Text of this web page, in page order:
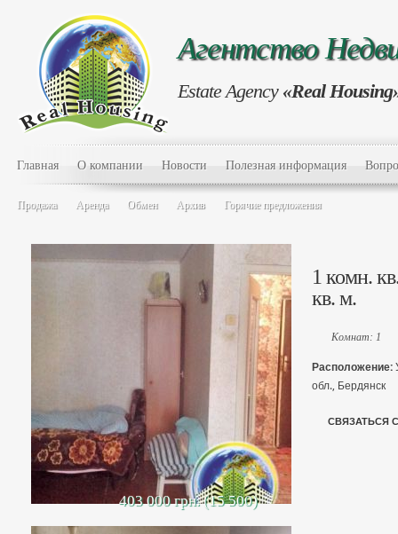
Агентство
Estate Agency «Real
Главная О компании Новости Полезная информация
Продажа Аренда Обмен Архив Горячие предложения
403 000 грн. (15 500)
1 комн.
кв. м.
Комнат: 1
Расположение:
обл., Бердянск
СВЯЗАТЬСЯ